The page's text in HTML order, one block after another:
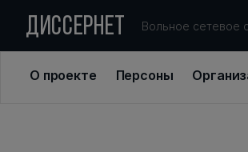
ДИССЕРНЕТ Вольное сетевое
О проекте Персоны